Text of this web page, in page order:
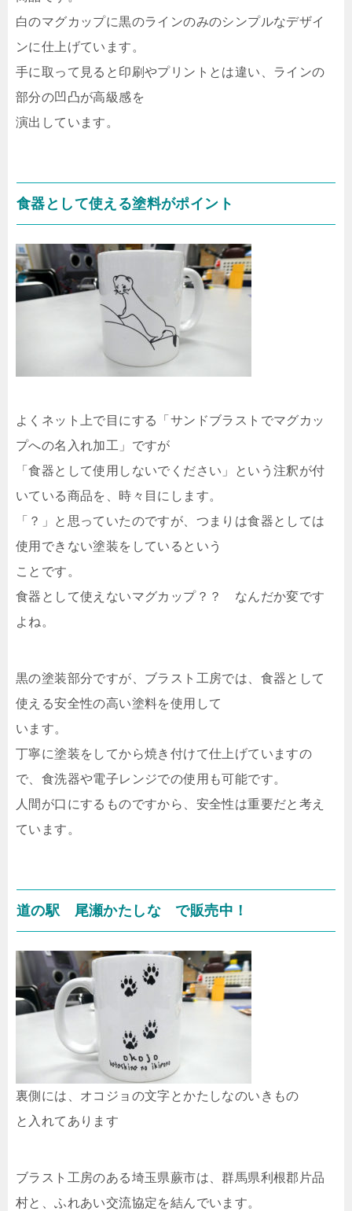
白のマグカップに黒のラインのみのシンプルなデザイ
ンに仕上げています。
手に取って見ると印刷やプリントとは違い、ラインの
部分の凹凸が高級感を
演出しています。
食器として使える塗料がポイント
よくネット上で目にする「サンドブラストでマグカッ
プへの名入れ加工」ですが
「食器として使用しないでください」という注釈が付
いている商品を、時々目にします。
「？」と思っていたのですが、つまりは食器としては
使用できない塗装をしているという
ことです。
食器として使えないマグカップ？？ なんだか変です
よね。
黒の塗装部分ですが、ブラスト工房では、食器として
使える安全性の高い塗料を使用して
います。
丁寧に塗装をしてから焼き付けて仕上げていますの
で、食洗器や電子レンジでの使用も可能です。
人間が口にするものですから、安全性は重要だと考え
ています。
道の駅 尾瀬かたしな で販売中！
裏側には、オコジョの文字とかたしなのいきもの
と入れてあります
ブラスト工房のある埼玉県蕨市は、群馬県利根郡片品
村と、ふれあい交流協定を結んでいます。